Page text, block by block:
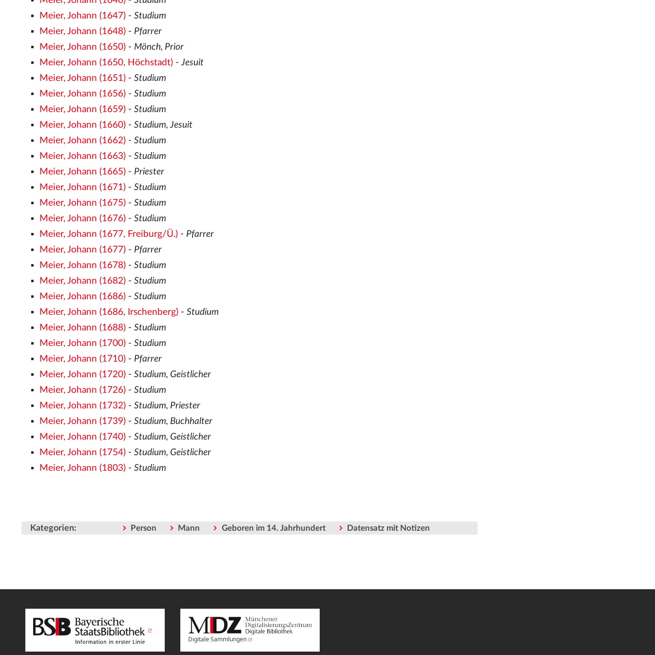
Meier, Johann (1647) -Studium
Meier, Johann (1648) - Pfarrer
Meier, Johann (1650) - Mönch, Prior
Meier, Johann (1650, Höchstadt) -Jesuit
Meier, Johann (1651) -Studium
Meier, Johann (1656) -Studium
Meier, Johann (1659) -Studium
Meier, Johann (1660) -Studium, Jesuit
Meier, Johann (1662) -Studium
Meier, Johann (1663) -Studium
Meier, Johann (1665) - Priester
Meier, Johann (1671) -Studium
Meier, Johann (1675) -Studium
Meier, Johann (1676) -Studium
Meier, Johann (1677, Freiburg/Ü.) - Pfarrer
Meier, Johann (1677) - Pfarrer
Meier, Johann (1678) -Studium
Meier, Johann (1682) -Studium
Meier, Johann (1686) -Studium
Meier, Johann (1686, Irschenberg) -Studium
Meier, Johann (1688) -Studium
Meier, Johann (1700) -Studium
Meier, Johann (1710) - Pfarrer
Meier, Johann (1720) -Studium, Geistlicher
Meier, Johann (1726) -Studium
Meier, Johann (1732) -Studium, Priester
Meier, Johann (1739) -Studium, Buchhalter
Meier, Johann (1740) -Studium, Geistlicher
Meier, Johann (1754) -Studium, Geistlicher
Meier, Johann (1803) -Studium
Kategorien: Person Mann Geboren im 14. Jahrhundert Datensatz mit Notizen
Digitale Sammlungen